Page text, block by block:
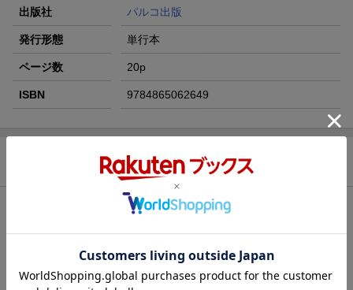
出版社 パルコ出版
発行形態 単行本
ページ数 20p
ISBN 9784865062649
著者情報（「BOOK」データベースより）
ミュージシャン。作曲家。ギタリスト。ヴァイオリニスト。音楽
プロデューサー。１９６９年７月、神奈川県秦野市生まれ。幼少